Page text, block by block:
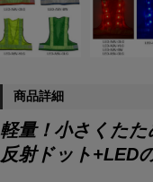
商品詳細
軽量！小さくたた
反射ドット+LED